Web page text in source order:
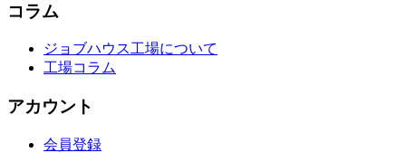
コラム
ジョブハウス工場について
工場コラム
アカウント
会員登録